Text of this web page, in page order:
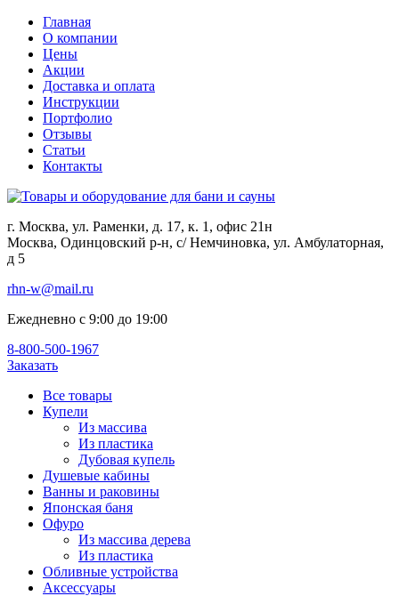
Главная
О компании
Цены
Акции
Доставка и оплата
Инструкции
Портфолио
Отзывы
Статьи
Контакты
г. Москва, ул. Раменки, д. 17, к. 1, офис 21н
Москва, Одинцовский р-н, с/ Немчиновка, ул. Амбулаторная,
д 5
rhn-w@mail.ru
Ежедневно с 9:00 до 19:00
8-800-500-1967
Заказать
Все товары
Купели
Из массива
Из пластика
Дубовая купель
Душевые кабины
Ванны и раковины
Японская баня
Офуро
Из массива дерева
Из пластика
Обливные устройства
Аксессуары